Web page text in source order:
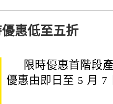
惠低至五折
限時優惠首階段
優惠由即日至 5 月